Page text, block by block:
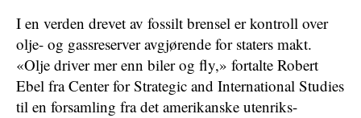
I en verden drevet av fossilt brensel er kontroll over
olje- og gassreserver avgjørende for staters makt.
«Olje driver mer enn biler og fly,» fortalte Robert
Ebel fra Center for Strategic and International Studies
til en forsamling fra det amerikanske utenriks-